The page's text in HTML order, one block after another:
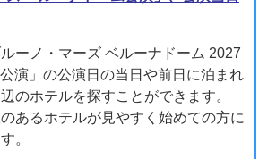
ーノ・マーズ ベルーナドーム 2027
演」の公演日の当日や前日に泊まれ
のホテルを探すことができます。
あるホテルが見やすく始めての方に
。